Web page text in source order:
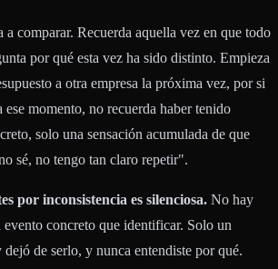
a comparar. Recuerda aquella vez en que todo
por qué esta vez ha sido distinto. Empieza
a otra empresa la próxima vez, por si
ese momento, no recuerda haber tenido
solo una sensación acumulada de que
sé, no tengo tan claro repetir".
por inconsistencia es silenciosa. No hay
concreto que identificar. Solo un
de serlo, y nunca entendiste por qué.